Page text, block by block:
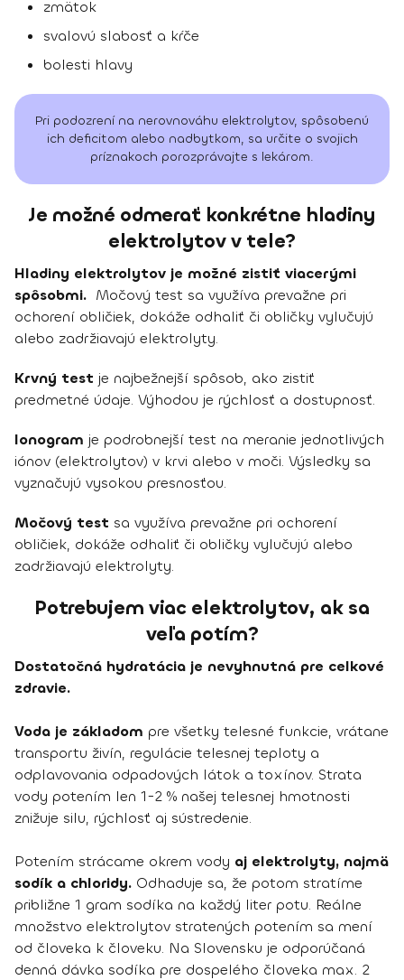
zmätok
svalovú slabosť a kŕče
bolesti hlavy
Pri podozrení na nerovnováhu elektrolytov, spôsobenú
ich deficitom alebo nadbytkom, sa určite o svojich
príznakoch porozprávajte s lekárom.
Je možné odmerať konkrétne hladiny
elektrolytov v tele?
Hladiny elektrolytov je možné zistiť viacerými
spôsobmi. Močový test sa využíva prevažne pri
ochorení obličiek, dokáže odhaliť či obličky vylučujú
alebo zadržiavajú elektrolyty.
Krvný test je najbežnejší spôsob, ako zistiť
predmetné údaje. Výhodou je rýchlosť a dostupnosť.
Ionogram je podrobnejší test na meranie jednotlivých
iónov (elektrolytov) v krvi alebo v moči. Výsledky sa
vyznačujú vysokou presnosťou.
Močový test sa využíva prevažne pri ochorení
obličiek, dokáže odhaliť či obličky vylučujú alebo
zadržiavajú elektrolyty.
Potrebujem viac elektrolytov, ak sa
veľa potím?
Dostatočná hydratácia je nevyhnutná pre celkové
zdravie.
Voda je základom pre všetky telesné funkcie, vrátane
transportu živín, regulácie telesnej teploty a
odplavovania odpadových látok a toxínov. Strata
vody potením len 1-2 % našej telesnej hmotnosti
znižuje silu, rýchlosť aj sústredenie.
Potením strácame okrem vody aj elektrolyty, najmä
sodík a chloridy. Odhaduje sa, že potom stratíme
približne 1 gram sodíka na každý liter potu. Reálne
množstvo elektrolytov stratených potením sa mení
od človeka k človeku. Na Slovensku je odporúčaná
denná dávka sodíka pre dospelého človeka max. 2